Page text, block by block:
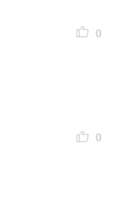
0
0